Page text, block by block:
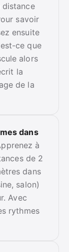
distance
savoir
ensuite
ce que
alors
la
de la
dans
à
de 2
dans
salon)
Avec
rythmes